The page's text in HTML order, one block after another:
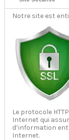
Notre site est
Le protocole
Internet qui
d’information
Internet.